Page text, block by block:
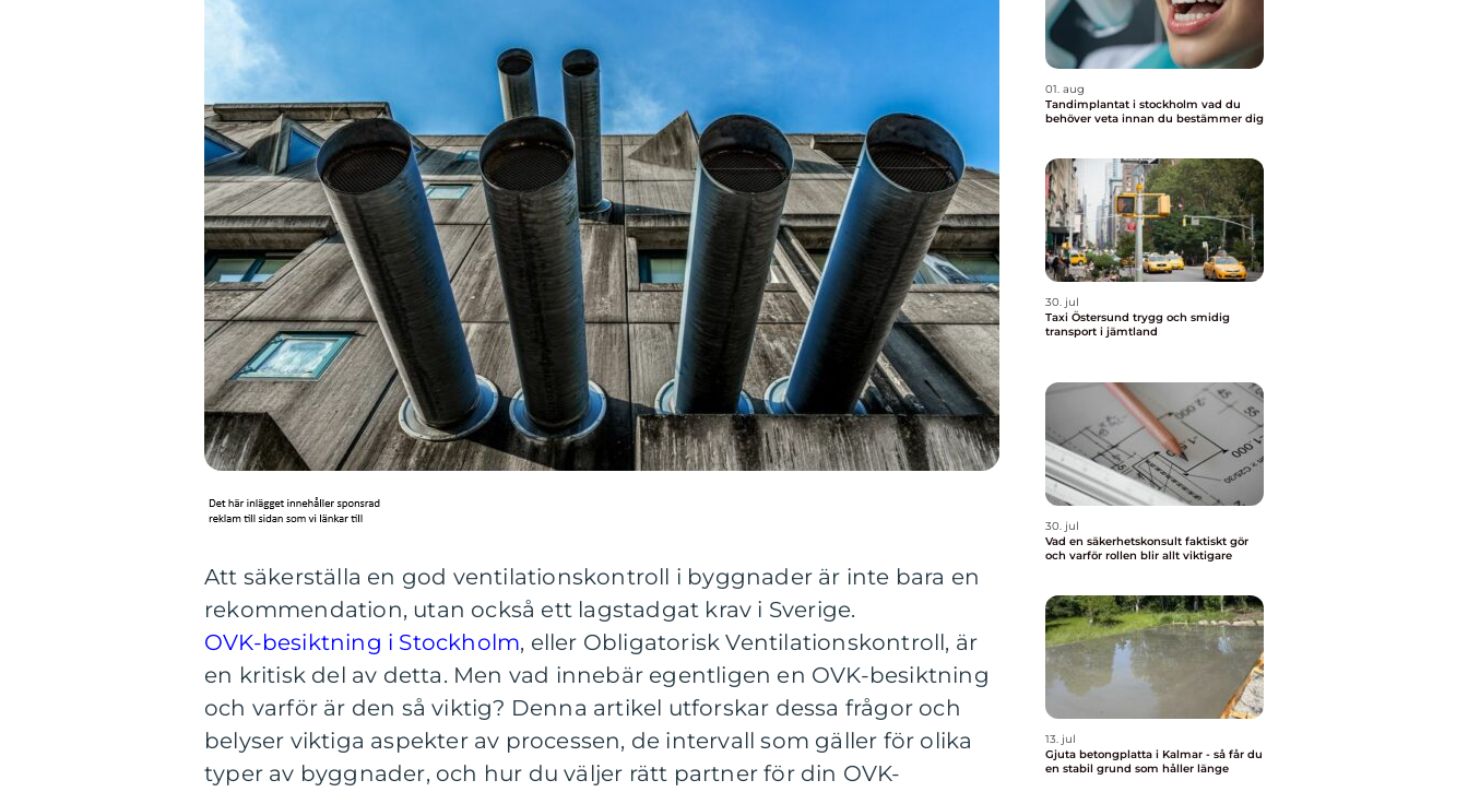
Att säkerställa en god ventilationskontroll i byggnader är inte bara en
rekommendation, utan också ett lagstadgat krav i Sverige.
OVK-besiktning i Stockholm, eller Obligatorisk Ventilationskontroll, är
en kritisk del av detta. Men vad innebär egentligen en OVK-besiktning
och varför är den så viktig? Denna artikel utforskar dessa frågor och
belyser viktiga aspekter av processen, de intervall som gäller för olika
typer av byggnader, och hur du väljer rätt partner för din OVK-
01. aug
Tandimplantat i stockholm vad du
behöver veta innan du bestämmer dig
30. jul
Taxi Östersund trygg och smidig
transport i jämtland
30. jul
Vad en säkerhetskonsult faktiskt gör
och varför rollen blir allt viktigare
13. jul
Gjuta betongplatta i Kalmar - så får du
en stabil grund som håller länge